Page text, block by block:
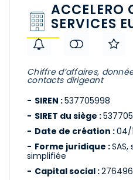
ACCELERO
SERVICES
Chiffre d’affaires,
contacts dirigeant
SIREN :537705998
SIRET du siège :
Date de création :04/
Forme juridique :
simplifiée
Capital social :